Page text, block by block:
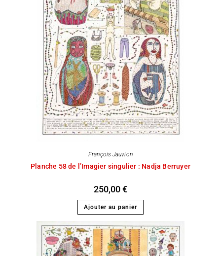
François Jauvion
Planche 58 de l’Imagier singulier : Nadja Berruyer
250,00€
Ajouter au panier